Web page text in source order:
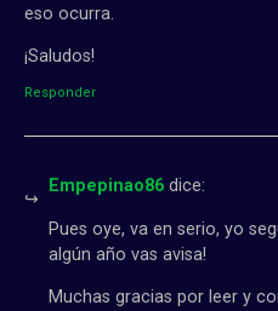
eso ocurra.
¡Saludos!
Responder
Empepinao86 dice:
Pues oye, va en serio, yo
algún año vas avisa!
Muchas gracias por leer y